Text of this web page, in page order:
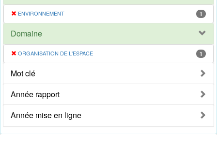
ENVIRONNEMENT 1
Domaine
ORGANISATION DE L'ESPACE 1
Mot clé
Année rapport
Année mise en ligne